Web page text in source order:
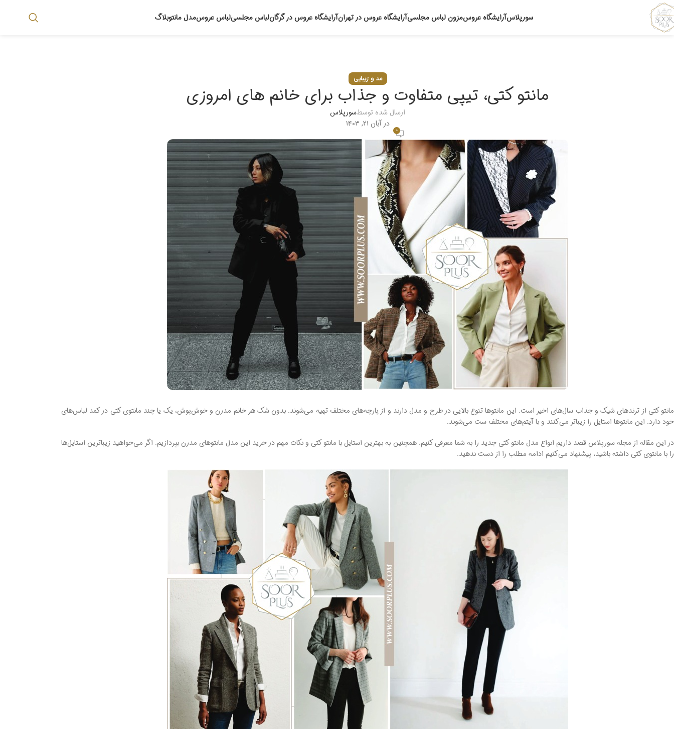
سورپلاسآرایشگاه عروسمزون لباس مجلسیآرایشگاه عروس در تهرانآرایشگاه عروس در گرگانلباس مجلسیلباس عروسمدل مانتوبلاگ
مد و زیبایی
مانتو کتی، تیپی متفاوت و جذاب برای خانم های امروزی
ارسال شده توسطسورپلاس
در آبان ۲۱, ۱۴۰۳
۰
مانتو کتی از ترندهای شیک و جذاب سال‌های اخیر است. این مانتوها تنوع بالایی در طرح و مدل دارند و از پارچه‌های مختلف تهیه می‌شوند. بدون‌ شک هر خانم مدرن و خوش‌پوش، یک یا چند مانتوی کتی در کمد لباس‌های
خود دارد. این مانتوها استایل را زیباتر می‌کنند و با آیتم‌های مختلف ست می‌شوند.
در این مقاله از مجله سورپلاس قصد داریم انواع مدل مانتو کتی جدید را به شما معرفی کنیم. همچنین به بهترین استایل با مانتو کتی و نکات مهم در خرید این مدل مانتوهای مدرن بپردازیم. اگر می‌خواهید زیباترین استایل‌ها
را با مانتوی کتی داشته باشید، پیشنهاد می‌کنیم ادامه مطلب را از دست ندهید.